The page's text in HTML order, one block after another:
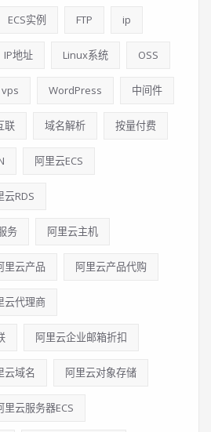
ECS实例 FTP ip
IP地址 Linux系统 OSS
vps WordPress 中间件
联 域名解析 按量付费
阿里云ECS
云RDS
务 阿里云主机
里云产品 阿里云产品代购
云代理商
阿里云企业邮箱折扣
云域名 阿里云对象存储
里云服务器ECS